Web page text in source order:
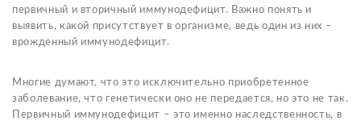
первичный и вторичный иммунодефицит. Важно понять и
выявить, какой присутствует в организме, ведь один из них –
врожденный иммунодефицит.
Многие думают, что это исключительно приобретенное
заболевание, что генетически оно не передается, но это не так.
Первичный иммунодефицит – это именно наследственность, в